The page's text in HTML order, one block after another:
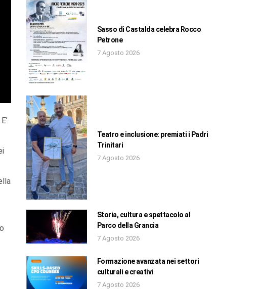
Sasso di Castalda celebra Rocco
Petrone
7 Agosto 2026
Teatro e inclusione: premiati i Padri
Trinitari
7 Agosto 2026
Storia, cultura e spettacolo al
Parco della Grancia
7 Agosto 2026
Formazione avanzata nei settori
culturali e creativi
7 Agosto 2026